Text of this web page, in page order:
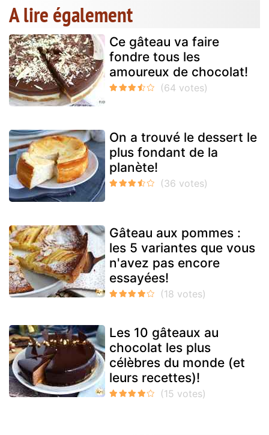
A lire également
Ce gâteau va faire
fondre tous les
amoureux de chocolat!
On a trouvé le dessert le
plus fondant de la
planète!
Gâteau aux pommes :
les 5 variantes que vous
n'avez pas encore
essayées!
Les 10 gâteaux au
chocolat les plus
célèbres du monde (et
leurs recettes)!